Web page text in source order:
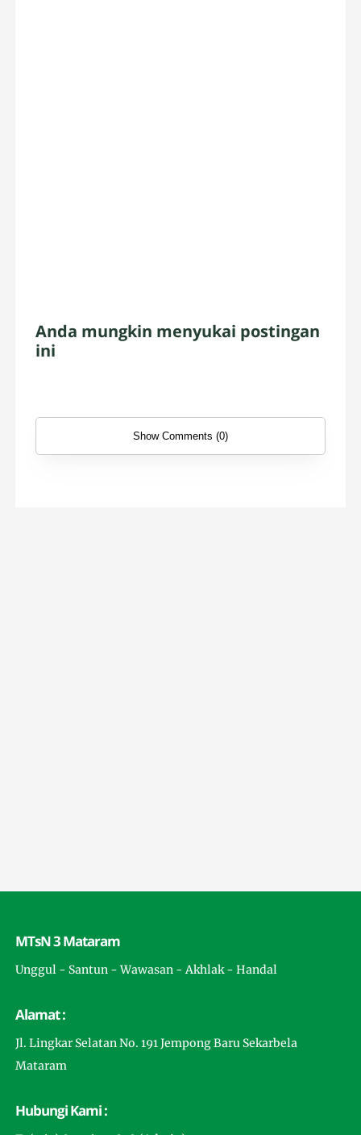
Anda mungkin menyukai postingan
ini
Show Comments (0)
MTsN 3 Mataram
Unggul - Santun - Wawasan - Akhlak - Handal
Alamat :
Jl. Lingkar Selatan No. 191 Jempong Baru Sekarbela
Mataram
Hubungi Kami :